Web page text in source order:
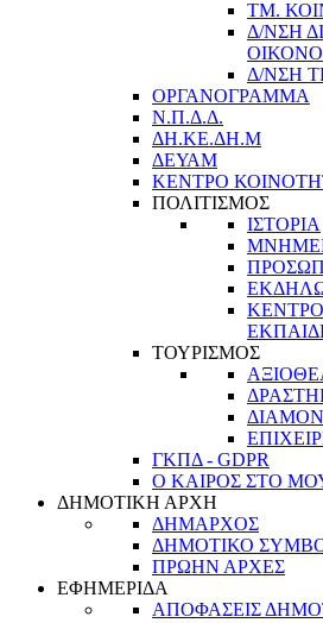
ΤΜ.
Δ/ΝΣΗ
Δ/ΝΣΗ
ΟΡΓΑΝΟΓΡΑΜΜΑ
Ν.Π.Δ.Δ.
ΔΗ.ΚΕ.ΔΗ.Μ
ΔΕΥΑΜ
ΚΕΝΤΡΟ
ΠΟΛΙΤΙΣΜΟΣ
ΙΣΤΟΡΙΑ
ΤΟΥΡΙΣΜΟΣ
ΓΚΠΔ - GDPR
Ο ΚΑΙΡΟΣ ΣΤΟ
ΔΗΜΟΤΙΚΗ ΑΡΧΗ
ΔΗΜΑΡΧΟΣ
ΔΗΜΟΤΙΚΟ
ΠΡΩΗΝ ΑΡΧΕΣ
ΕΦΗΜΕΡΙΔΑ
ΑΠΟΦΑΣΕΙΣ